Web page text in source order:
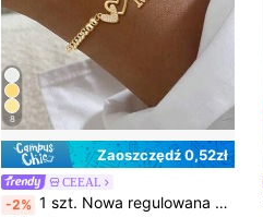
8
Zaoszczędź 0,52zł
CEEAL
-2% 1 szt. Nowa regulowana bransoletka z podwójnym sercem i inicjałem ze stali nierdzewnej w kolorze złotym z łańcuszkiem koralikowym dla kobiet